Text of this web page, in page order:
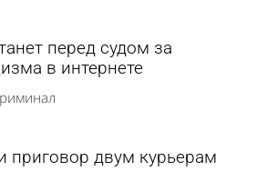
перед судом за
в интернете
приговор двум курьерам